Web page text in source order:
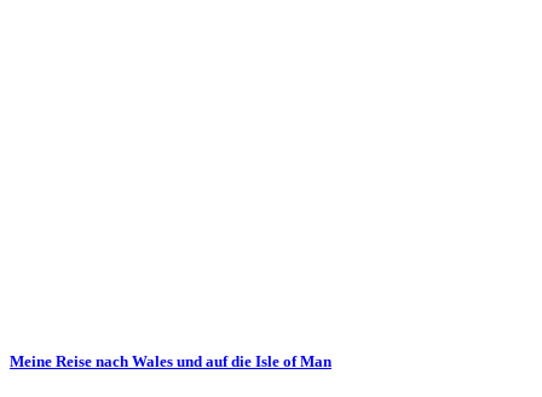
Meine Reise nach Wales und auf die Isle of Man